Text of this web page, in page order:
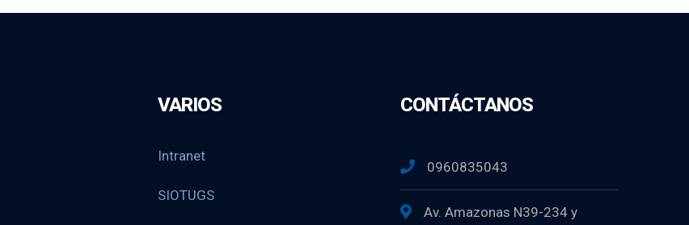
VARIOS
Intranet
SIOTUGS
CONTÁCTANOS
0960835043
Av. Amazonas N39-234 y